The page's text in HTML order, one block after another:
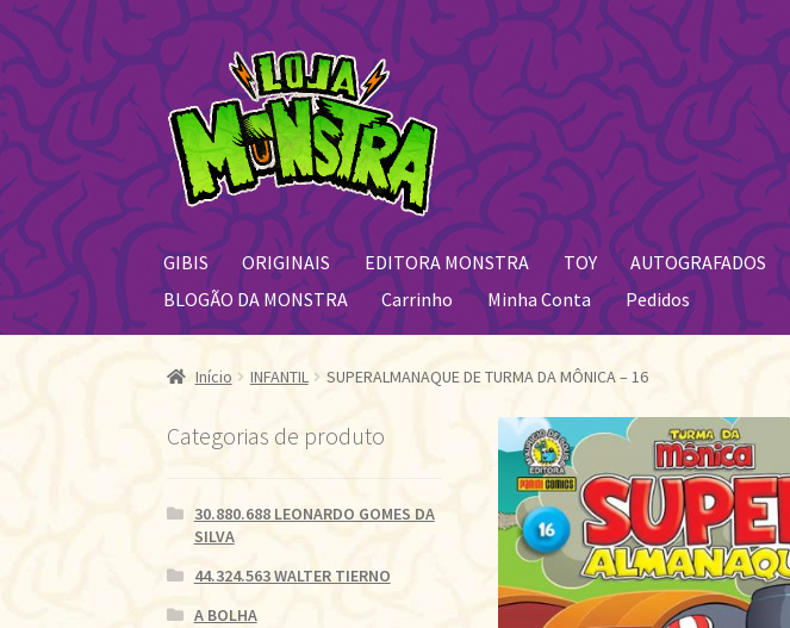
Pular
para
navegação
Pular
para
o
conteúdo
GIBIS ORIGINAIS EDITORA MONSTRA TOY AUTOGRAFADOS
BLOGÃO DA MONSTRA
Carrinho Minha Conta Pedidos
Início INFANTIL SUPERALMANAQUE DE TURMA DA MÔNICA – 16
Categorias de produto
30.880.688 LEONARDO GOMES DA
SILVA
44.324.563 WALTER TIERNO
A BOLHA